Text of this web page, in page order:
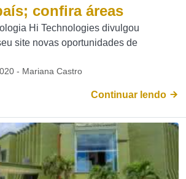
confira áreas
Hi Technologies divulgou
site novas oportunidades de
- Mariana Castro
Continuar lendo